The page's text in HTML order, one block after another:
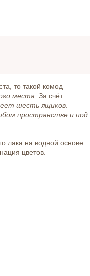
то такой комод
места . За счёт
шесть ящиков
пространстве и под
лака на водной основе
цветов.